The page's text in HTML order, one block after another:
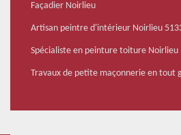
Façadier Noirlieu
Artisan peintre d'intérieur Noirlieu
Spécialiste en peinture toiture Noirlieu
Travaux de petite maçonnerie en tout